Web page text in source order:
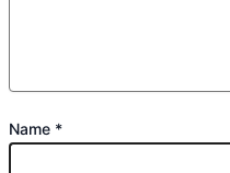
Name *